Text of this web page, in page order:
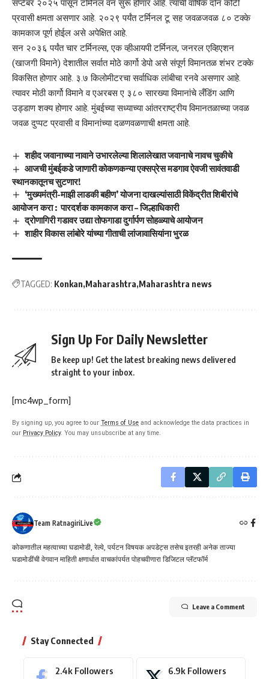
सप्टेंबर २०२५ पासून टर्मिनल वन सुरू होणार आहे. त्याची वार्षिक दोन कोटी
प्रवासी क्षमता असणार आहे. २०२९ पर्यंत टर्मिनल टू सह जवळजवळ ८० टक्के
कामकाज पूर्ण होईल असे अपेक्षित आहे.
सन २०३६ पर्यंत चार टर्मिनल्स, एक व्हीआयपी टर्मिनल, जनरल एव्हिएशन
(खाजगी विमाने) देशातील सर्वात मोठे कार्गो डेपो असे संपूर्ण विमानतळ शंभर टक्के
विकसित होणार आहे. ३.७ किलोमीटरचा सर्वाधिक लांबीचा रनवे असणार आहे.
त्यावर मोठी कार्गो विमाने व एअरबस ए ३८० सारख्या विमानांचे लँडिंग आणि
उड्डाण शक्य होणार आहे. मुंबईच्या सध्याच्या आंतरराष्ट्रीय विमानतळाच्या जवळ
जवळ दुप्पट प्रवासी व विमानांच्या दळणवळणाची क्षमता आहे.
शहीद जवानाच्या नावाने उभारलेल्या शिलालेखात जवानाचे नावच चुकीचे
आजची मुंबईकडे जाणारी कोकणकन्या एक्सप्रेस मडगाव ऐवजी सावंतवाडी
स्थानकातूनच सुटणार!
‘मुख्यमंत्री-माझी लाडकी बहीण’ योजना दाखल्यांसाठी विकेंद्रीत शिबीरांचे
आयोजन करा : पारदर्शक कामकाज करा – जिल्हाधिकारी
द्रोणागिरी गडावर उद्या तोफगाडा दुर्गार्पण सोहळ्याचे आयोजन
शाहीर विकास लांबोरे यांच्या गीताची लांजावासियांना भुरळ
TAGGED: Konkan Maharashtra Maharashtra news
Sign Up For Daily Newsletter
Be keep up! Get the latest breaking news delivered
straight to your inbox.
[mc4wp_form]
By signing up, you agree to our Terms of Use and acknowledge the data practices in
our Privacy Policy. You may unsubscribe at any time.
Team RatnagiriLive
कोकणातील महत्वाच्या घडामोडी, रेल्वे, पर्यटन विषयक अपडेट्स तसेच इतरही अनेक ताज्या
घडामोडींची वेगवान माहिती क्षणार्धात वाचकांपर्यत पोहचवीणारा डिजिटल प्लॅटफॉर्म
Leave a Comment
Stay Connected
2.4k Followers 6.9k Followers